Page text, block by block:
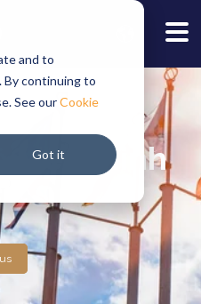
and to
By continuing to
See ourCookie
Got it
Liên minh